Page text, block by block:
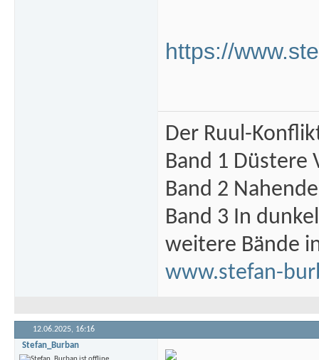
https://
Der Ruul-
Band 1 Düstere
Band 2
Band 3 In
weitere Bände
www.stefan-
12.06.2025, 16:16
Stefan_Burban